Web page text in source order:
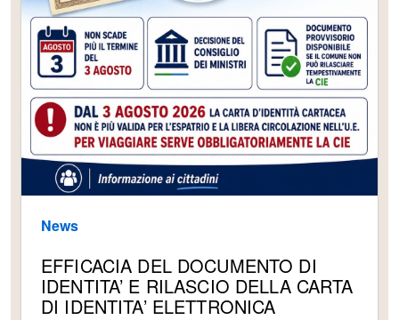
News
EFFICACIA DEL DOCUMENTO DI
IDENTITA’ E RILASCIO DELLA CARTA
DI IDENTITA’ ELETTRONICA